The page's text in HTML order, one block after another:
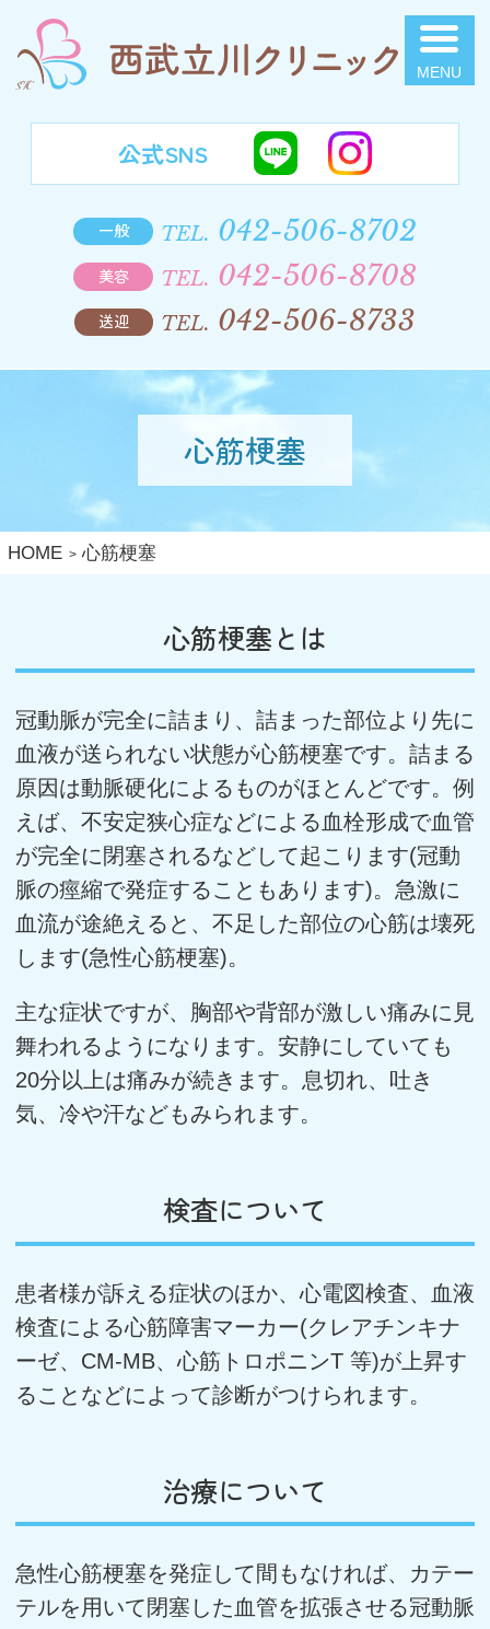
西武立川クリニック
公式SNS
一般 TEL. 042-506-8702
美容 TEL. 042-506-8708
送迎 TEL. 042-506-8733
心筋梗塞
HOME 心筋梗塞
心筋梗塞とは
冠動脈が完全に詰まり、詰まった部位より先に
血液が送られない状態が心筋梗塞です。詰まる
原因は動脈硬化によるものがほとんどです。例
えば、不安定狭心症などによる血栓形成で血管
が完全に閉塞されるなどして起こります(冠動
脈の痙縮で発症することもあります)。急激に
血流が途絶えると、不足した部位の心筋は壊死
します(急性心筋梗塞)。
主な症状ですが、胸部や背部が激しい痛みに見
舞われるようになります。安静にしていても
20分以上は痛みが続きます。息切れ、吐き
気、冷や汗などもみられます。
検査について
患者様が訴える症状のほか、心電図検査、血液
検査による心筋障害マーカー(クレアチンキナ
ーゼ、CM-MB、心筋トロポニンT 等)が上昇す
ることなどによって診断がつけられます。
治療について
急性心筋梗塞を発症して間もなければ、カテー
テルを用いて閉塞した血管を拡張させる冠動脈